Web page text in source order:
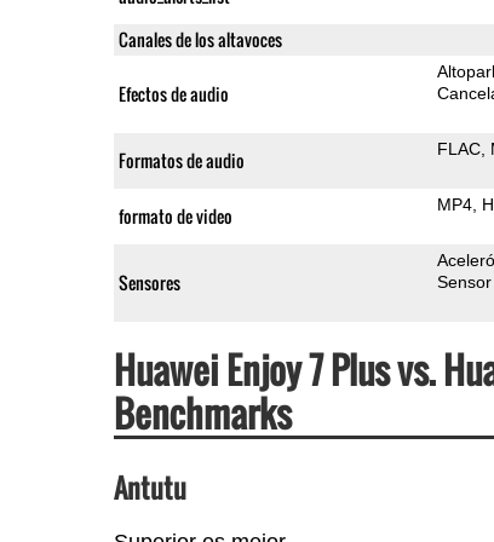
Canales de los altavoces
Efectos de audio
Formatos de audio FLAC
formato de video MP4
Sensores
Huawei Enjoy 7 Plus vs.
Benchmarks
Antutu